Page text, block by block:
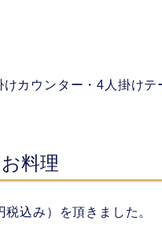
カウンター・4人掛けテ
料理
込み）を頂きました。